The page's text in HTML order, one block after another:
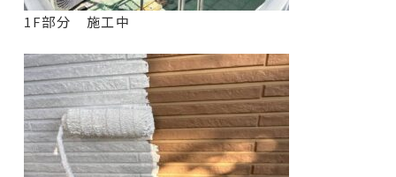
1F部分 施工中